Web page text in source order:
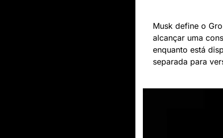
Musk define o
alcançar uma
enquanto está
separada para